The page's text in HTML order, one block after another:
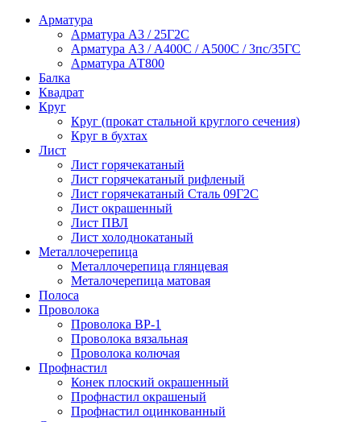
Арматура
Арматура А3 / 25Г2С
Арматура А3 / А400С / А500С / 3пс/35ГС
Арматура АТ800
Балка
Квадрат
Круг
Круг (прокат стальной круглого сечения)
Круг в бухтах
Лист
Лист горячекатаный
Лист горячекатаный рифленый
Лист горячекатаный Сталь 09Г2С
Лист окрашенный
Лист ПВЛ
Лист холоднокатаный
Металлочерепица
Металлочерепица глянцевая
Металочерепица матовая
Полоса
Проволока
Проволока ВР-1
Проволока вязальная
Проволока колючая
Профнастил
Конек плоский окрашенный
Профнастил окрашеный
Профнастил оцинкованный